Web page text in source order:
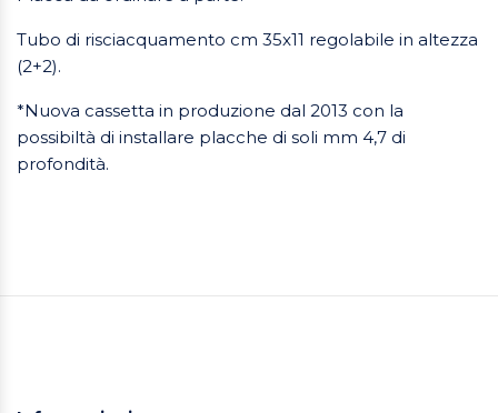
Tubo di risciacquamento cm 35x11 regolabile in altezza
(2+2).
*Nuova cassetta in produzione dal 2013 con la
possibiltà di installare placche di soli mm 4,7 di
profondità.